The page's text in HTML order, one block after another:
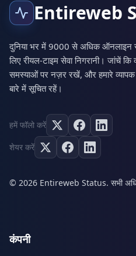
Entireweb
दुनिया भर में 9000 से अधिक
लिए रीयल-टाइम सेवा निगरानी। जांचें कि
समस्याओं पर नज़र रखें, और हमारे
बारे में सूचित रहें।
हमें फॉलो करें
शेयर करें
© 2026 Entireweb Status. सभी
कंपनी